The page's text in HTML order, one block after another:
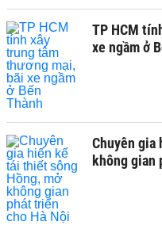
TP HCM
xe ngầm ở
Chuyên gia
không gian